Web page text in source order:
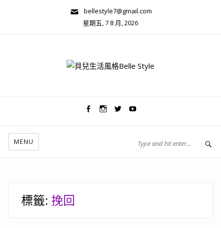
bellestyle7@gmail.com
星期五, 7 8 月, 2026
MENU
標籤: 挽回